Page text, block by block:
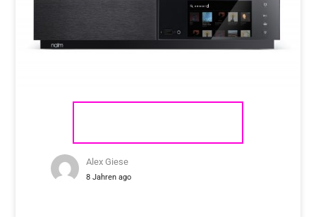
Alex Giese
8 Jahren ago